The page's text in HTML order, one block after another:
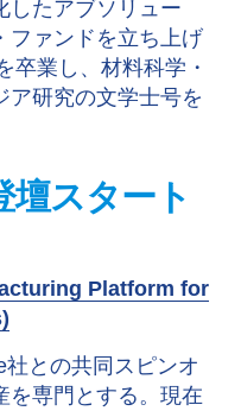
したアブソリュー
ファンドを立ち上げ
卒業し、材料科学・
ア研究の文学士号を
壇スタート
Platform for
との共同スピンオ
を専門とする。現在